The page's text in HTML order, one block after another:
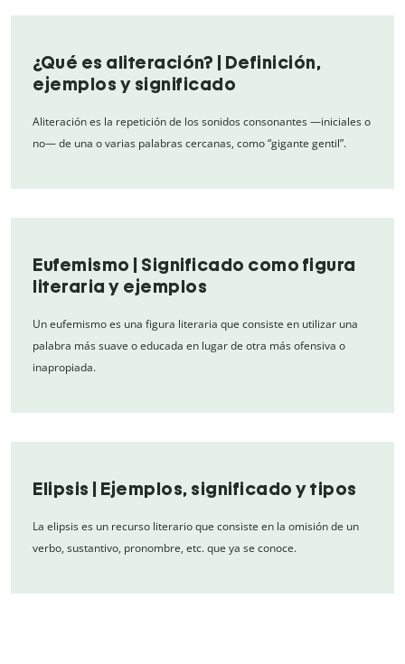
¿Qué es aliteración? | Definición,
ejemplos y significado
Aliteración es la repetición de los sonidos consonantes —iniciales o
no— de una o varias palabras cercanas, como “gigante gentil”.
Eufemismo | Significado como figura
literaria y ejemplos
Un eufemismo es una figura literaria que consiste en utilizar una
palabra más suave o educada en lugar de otra más ofensiva o
inapropiada.
Elipsis | Ejemplos, significado y tipos
La elipsis es un recurso literario que consiste en la omisión de un
verbo, sustantivo, pronombre, etc. que ya se conoce.